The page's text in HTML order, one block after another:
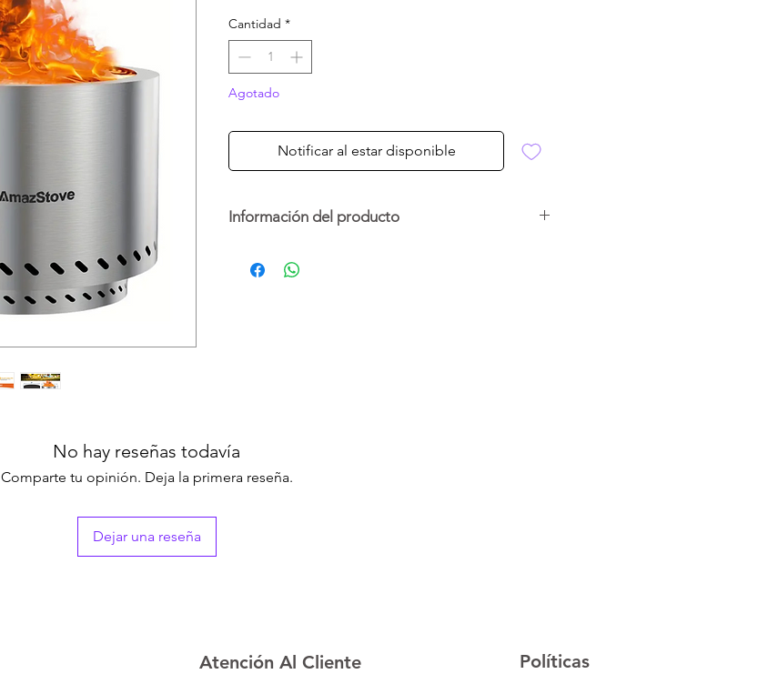
Cantidad *
Agotado
Notificar al estar disponible
Información del producto
AmazStove de 20 pulgadas. Fabricado en acero
del humo.
No hay reseñas todavía
Comparte tu opinión. Deja la primera reseña.
Dejar una reseña
Atención Al Cliente Políticas